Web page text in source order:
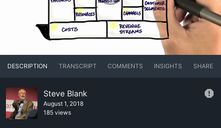
DESCRIPTION TRANSCRIPT COMMENTS INSIGHTS SHARE
Steve Blank
August 1, 2018
185 views